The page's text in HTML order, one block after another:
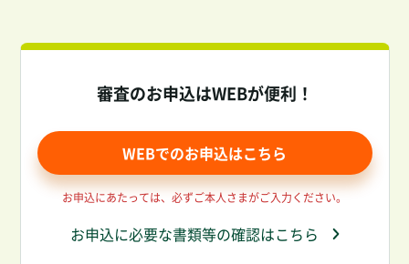
審査のお申込はWEBが便利！
WEBでのお申込はこちら
お申込にあたっては、必ずご本人さまがご入力ください。
お申込に必要な書類等の確認はこちら